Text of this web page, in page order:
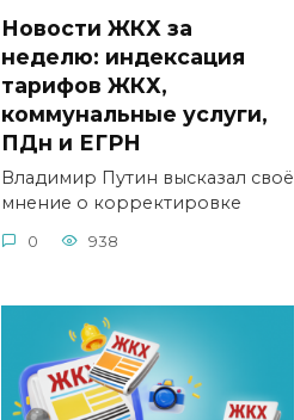
Новости ЖКХ за
неделю: индексация
тарифов ЖКХ,
коммунальные услуги,
ПДн и ЕГРН
Владимир Путин высказал своё
мнение о корректировке
0 938